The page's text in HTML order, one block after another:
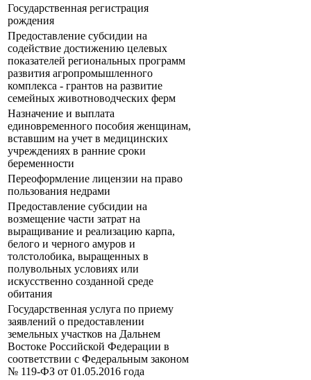
Государственная регистрация
рождения
Предоставление субсидии на
содействие достижению целевых
показателей региональных программ
развития агропромышленного
комплекса - грантов на развитие
семейных животноводческих ферм
Назначение и выплата
единовременного пособия женщинам,
вставшим на учет в медицинских
учреждениях в ранние сроки
беременности
Переоформление лицензии на право
пользования недрами
Предоставление субсидии на
возмещение части затрат на
выращивание и реализацию карпа,
белого и черного амуров и
толстолобика, выращенных в
полувольных условиях или
искусственно созданной среде
обитания
Государственная услуга по приему
заявлений о предоставлении
земельных участков на Дальнем
Востоке Российской Федерации в
соответствии с Федеральным законом
№ 119-ФЗ от 01.05.2016 года